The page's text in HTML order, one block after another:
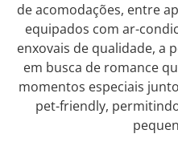
de acomodações, entre
equipados com ar-
enxovais de qualidade, a
em busca de romance
momentos especiais
pet-friendly,